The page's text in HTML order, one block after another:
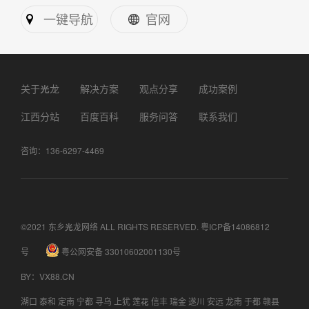
一键导航 官网
关于光龙 解决方案 观点分享
成功案例
江西分站
百度百科 服务问答 联系我们
咨询：136-6297-4469
©2021 东乡光龙网络 ALL RIGHTS RESERVED. 粤ICP备14086812
号
粤公网安备 33010602001130号
BY： VX88.CN
湖口 泰和 定南 宁都 寻乌 上犹莲花 信丰瑞金遂川 安远 龙南 于都赣县